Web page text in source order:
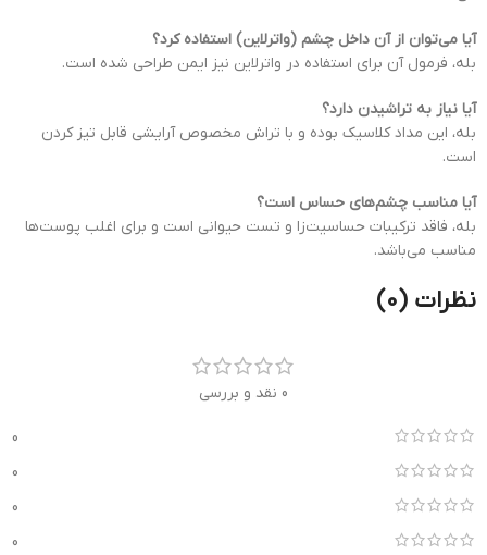
آیا می‌توان از آن داخل چشم (واترلاین) استفاده کرد؟
بله، فرمول آن برای استفاده در واترلاین نیز ایمن طراحی شده است.
آیا نیاز به تراشیدن دارد؟
بله، این مداد کلاسیک بوده و با تراش مخصوص آرایشی قابل تیز کردن
است.
آیا مناسب چشم‌های حساس است؟
بله، فاقد ترکیبات حساسیت‌زا و تست حیوانی است و برای اغلب پوست‌ها
مناسب می‌باشد.
نظرات (0)
0 نقد و بررسی
0
0
0
0